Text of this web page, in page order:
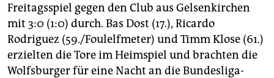
Freitagsspiel gegen den Club aus Gelsenkirchen
mit 3:0 (1:0) durch. Bas Dost (17.), Ricardo
Rodriguez (59./Foulelfmeter) und Timm Klose (61.)
erzielten die Tore im Heimspiel und brachten die
Wolfsburger für eine Nacht an die Bundesliga-